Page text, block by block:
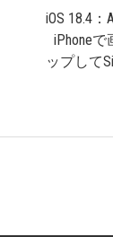
iOS 18.4：
iPhone
ップして